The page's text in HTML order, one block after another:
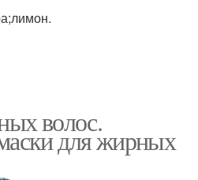
волос.
для жирных